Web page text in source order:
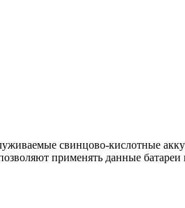
свинцово-кислотные
применять данные